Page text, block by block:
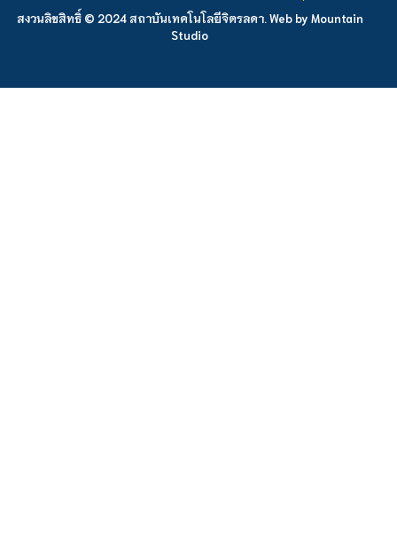
สงวนลิขสิทธิ์ © 2024 สถาบันเทคโนโลยีจิตรลดา. Web by Mountain
Studio